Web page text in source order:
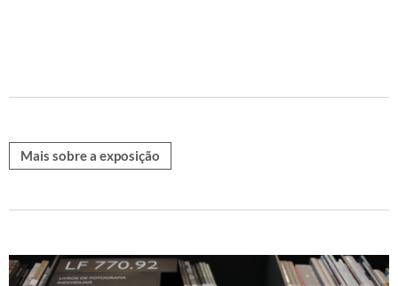
Mais sobre a exposição